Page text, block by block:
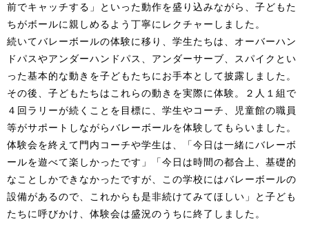
前でキャッチする」といった動作を盛り込みながら、子どもた
ちがボールに親しめるよう丁寧にレクチャーしました。
続いてバレーボールの体験に移り、学生たちは、オーバーハン
ドパスやアンダーハンドパス、アンダーサーブ、スパイクとい
った基本的な動きを子どもたちにお手本として披露しました。
その後、子どもたちはこれらの動きを実際に体験。２人１組で
４回ラリーが続くことを目標に、学生やコーチ、児童館の職員
等がサポートしながらバレーボールを体験してもらいました。
体験会を終えて門内コーチや学生は、「今日は一緒にバレーボ
ールを遊べて楽しかったです」「今日は時間の都合上、基礎的
なことしかできなかったですが、この学校にはバレーボールの
設備があるので、これからも是非続けてみてほしい」と子ども
たちに呼びかけ、体験会は盛況のうちに終了しました。